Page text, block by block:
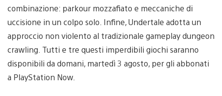
combinazione: parkour mozzafiato e meccaniche di
uccisione in un colpo solo. Infine, Undertale adotta un
approccio non violento al tradizionale gameplay dungeon
crawling. Tutti e tre questi imperdibili giochi saranno
disponibili da domani, martedì 3 agosto, per gli abbonati
a PlayStation Now.